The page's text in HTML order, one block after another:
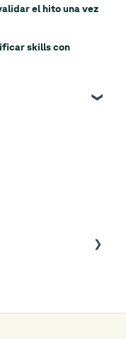
el hito una vez
skills con